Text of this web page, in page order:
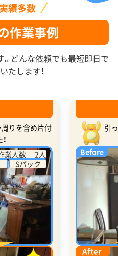
績多数
作業事例
どんな依頼でも最短即日で
たします！
りを含め片付
業人数 2人
Sパック
引
Before
After